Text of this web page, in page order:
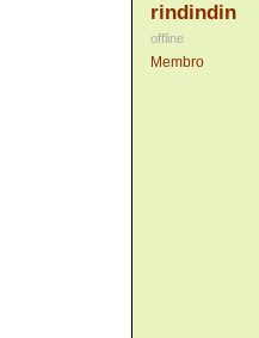
rindindin
offline
Membro